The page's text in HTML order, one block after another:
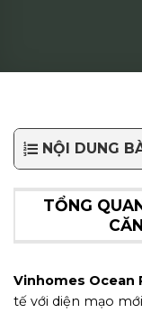
NỘI DUNG
TỔNG
Vinhomes Ocean
tế với diện mạo